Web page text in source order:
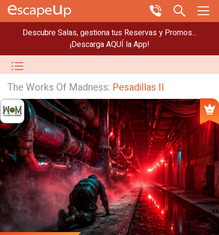
Descubre Salas, gestiona tus Reservas y Promos...
¡Descarga AQUÍ la App!
The Works Of Madness: Pesadillas II